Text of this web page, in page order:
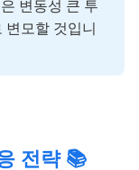
변동성 큰 투
모할 것입니
전략 📚